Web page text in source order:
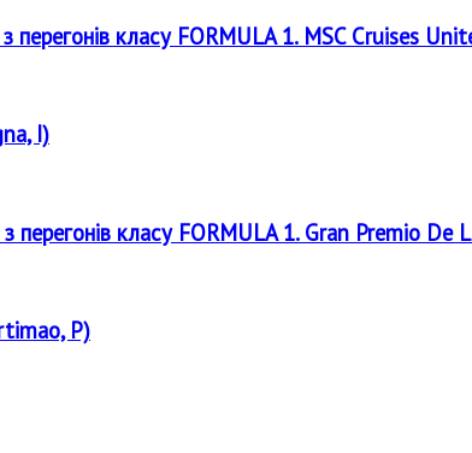
перегонів класу FORMULA 1. MSC Cruises
I)
перегонів класу FORMULA 1. Gran Premio
P)